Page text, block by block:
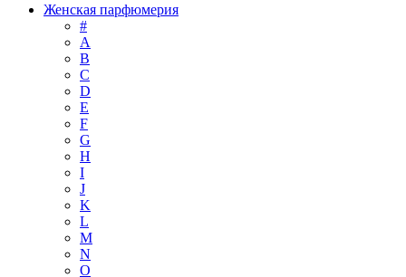
Женская парфюмерия
#
А
B
C
D
E
F
G
H
I
J
K
L
M
N
O